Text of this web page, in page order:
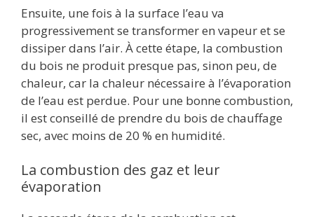
Ensuite, une fois à la surface l’eau va
progressivement se transformer en vapeur et se
dissiper dans l’air. À cette étape, la combustion
du bois ne produit presque pas, sinon peu, de
chaleur, car la chaleur nécessaire à l’évaporation
de l’eau est perdue. Pour une bonne combustion,
il est conseillé de prendre du bois de chauffage
sec, avec moins de 20 % en humidité.
La combustion des gaz et leur
évaporation